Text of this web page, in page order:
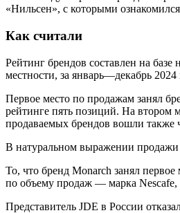
«Нильсен», с которыми
Как считали
Рейтинг брендов составлен на
местности, за январь—декабрь
Первое место по продажам занял
рейтинге пять позиций. На втором
продаваемых брендов вошли также
В натуральном выражении продажи
То, что бренд Monarch занял
по объему продаж — марка Nescafe,
Представитель JDE в России